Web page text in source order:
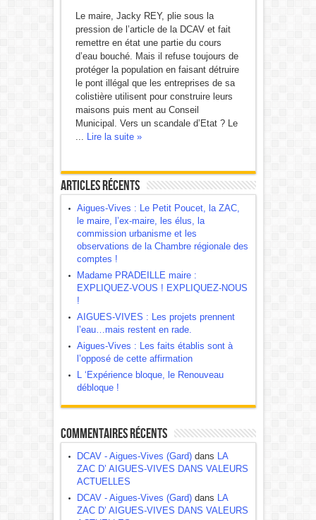
Le maire, Jacky REY, plie sous la
pression de l’article de la DCAV et fait
remettre en état une partie du cours
d’eau bouché. Mais il refuse toujours de
protéger la population en faisant détruire
le pont illégal que les entreprises de sa
colistière utilisent pour construire leurs
maisons puis ment au Conseil
Municipal. Vers un scandale d’Etat ? Le
... Lire la suite »
Articles récents
Aigues-Vives : Le Petit Poucet, la ZAC,
le maire, l’ex-maire, les élus, la
commission urbanisme et les
observations de la Chambre régionale des
comptes !
Madame PRADEILLE maire :
EXPLIQUEZ-VOUS ! EXPLIQUEZ-NOUS
!
AIGUES-VIVES : Les projets prennent
l’eau…mais restent en rade.
Aigues-Vives : Les faits établis sont à
l’opposé de cette affirmation
L ‘Expérience bloque, le Renouveau
débloque !
Commentaires récents
DCAV - Aigues-Vives (Gard)dans LA
ZAC D’ AIGUES-VIVES DANS VALEURS
ACTUELLES
DCAV - Aigues-Vives (Gard)dans LA
ZAC D’ AIGUES-VIVES DANS VALEURS